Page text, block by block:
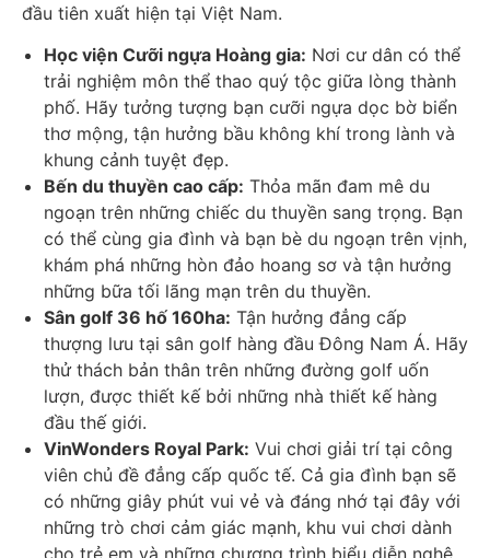
đầu tiên xuất hiện tại Việt Nam.
Học viện Cưỡi ngựa Hoàng gia: Nơi cư dân có thể
trải nghiệm môn thể thao quý tộc giữa lòng thành
phố. Hãy tưởng tượng bạn cưỡi ngựa dọc bờ biển
thơ mộng, tận hưởng bầu không khí trong lành và
khung cảnh tuyệt đẹp.
Bến du thuyền cao cấp: Thỏa mãn đam mê du
ngoạn trên những chiếc du thuyền sang trọng. Bạn
có thể cùng gia đình và bạn bè du ngoạn trên vịnh,
khám phá những hòn đảo hoang sơ và tận hưởng
những bữa tối lãng mạn trên du thuyền.
Sân golf 36 hố 160ha: Tận hưởng đẳng cấp
thượng lưu tại sân golf hàng đầu Đông Nam Á. Hãy
thử thách bản thân trên những đường golf uốn
lượn, được thiết kế bởi những nhà thiết kế hàng
đầu thế giới.
VinWonders Royal Park: Vui chơi giải trí tại công
viên chủ đề đẳng cấp quốc tế. Cả gia đình bạn sẽ
có những giây phút vui vẻ và đáng nhớ tại đây với
những trò chơi cảm giác mạnh, khu vui chơi dành